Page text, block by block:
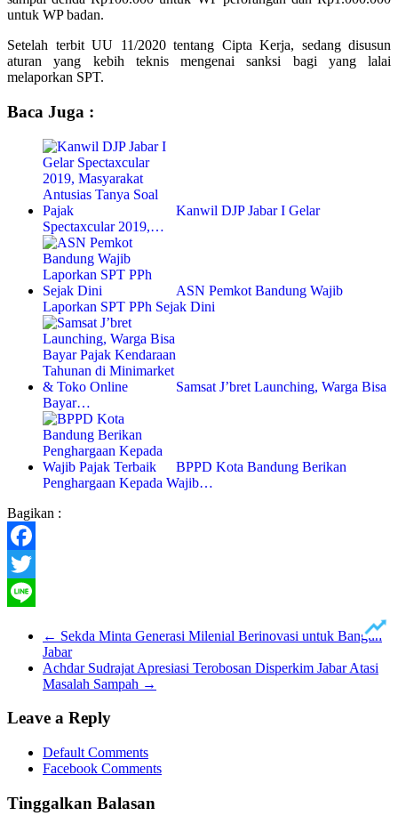
untuk WP badan.
Setelah terbit UU 11/2020 tentang Cipta Kerja, sedang disusun
aturan yang kebih teknis mengenai sanksi bagi yang lalai
melaporkan SPT.
Baca Juga :
Kanwil DJP Jabar I Gelar
Spectaxcular 2019,…
ASN Pemkot Bandung Wajib
Laporkan SPT PPh Sejak Dini
Samsat J’bret Launching, Warga Bisa
Bayar…
BPPD Kota Bandung Berikan
Penghargaan Kepada Wajib…
Bagikan :
Facebook
Twitter
← Sekda Minta Generasi Milenial Berinovasi untuk Bangun
Jabar
Achdar Sudrajat Apresiasi Terobosan Disperkim Jabar Atasi
Masalah Sampah →
Leave a Reply
Default Comments
Facebook Comments
Tinggalkan Balasan